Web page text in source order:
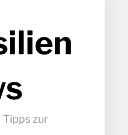
Tipps zur